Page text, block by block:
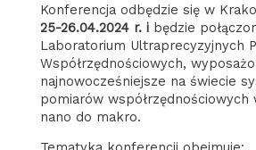
Konferencja odbędzie się w
25-26.04.2024 r. ibędzie
Laboratorium Ultraprecyzyjnych
Współrzędnościowych,
najnowocześniejsze na świecie
pomiarów współrzędnościowych
nano do makro.